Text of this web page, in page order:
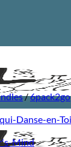
/6pack2go